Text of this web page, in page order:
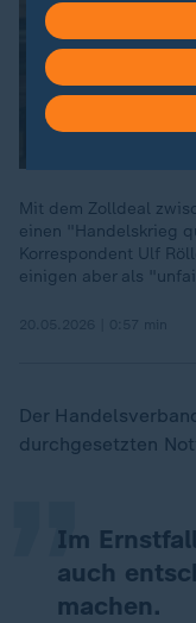
Mit dem Zolldeal
einen "Handelskrieg
Korrespondent Ulf
einigen aber als
Der
durchgesetzten
Im
auch
machen.
„